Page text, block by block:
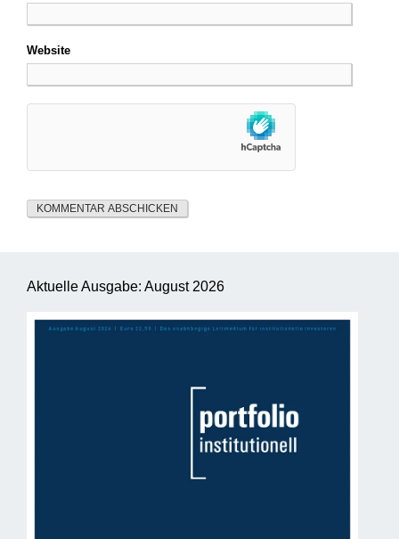
Website
Aktuelle Ausgabe: August 2026